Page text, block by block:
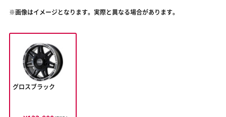
※画像はイメージとなります。実際と異なる場合があります。
グロスブラック